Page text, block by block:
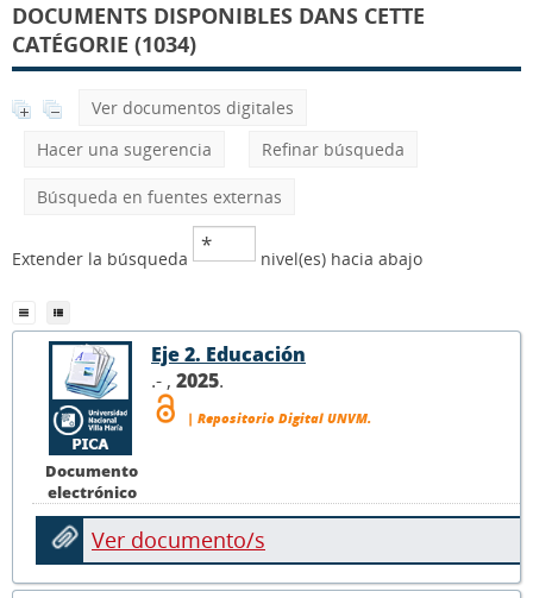
DOCUMENTS DISPONIBLES DANS CETTE
CATÉGORIE (1034)
Ver documentos digitales
Hacer una sugerencia
Refinar búsqueda
Búsqueda en fuentes externas
Extender la búsqueda nivel(es) hacia abajo
Documento
electrónico
Eje 2. Educación
.- , 2025.
| Repositorio Digital UNVM.
Ver documento/s